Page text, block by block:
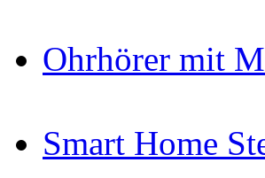
Ohrhörer mit
Smart Home